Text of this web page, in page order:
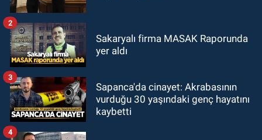
Sakaryalı firma MASAK Raporunda
yer aldı
2
Sapanca'da cinayet: Akrabasının
vurduğu 30 yaşındaki genç hayatını
kaybetti
3
4